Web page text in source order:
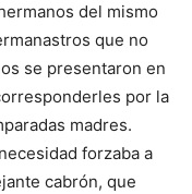
del mismo
que no
se presentaron en
por la
madres.
forzaba a
cabrón, que